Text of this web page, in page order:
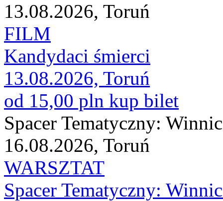
13.08.2026, Toruń
FILM
Kandydaci śmierci
13.08.2026, Toruń
od 15,00 pln kup bilet
Spacer Tematyczny:
16.08.2026, Toruń
WARSZTAT
Spacer Tematyczny: